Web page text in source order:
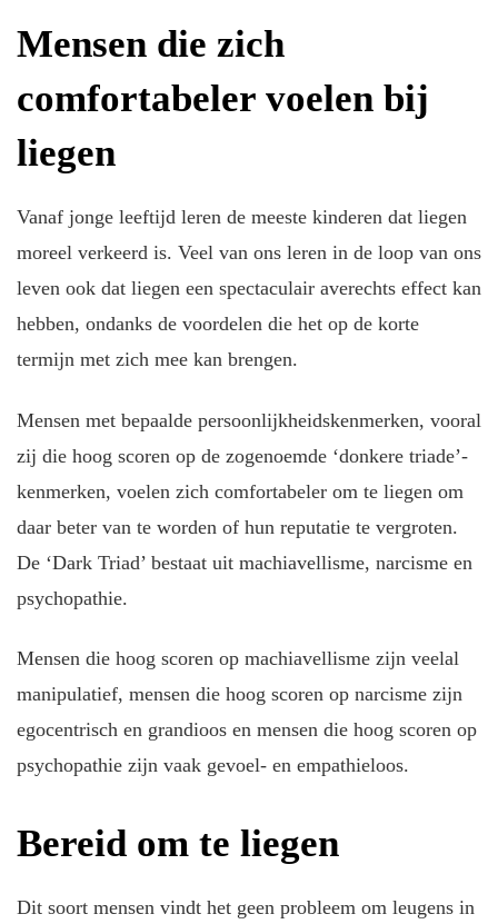
Mensen die zich
comfortabeler voelen bij
liegen
Vanaf jonge leeftijd leren de meeste kinderen dat liegen
moreel verkeerd is. Veel van ons leren in de loop van ons
leven ook dat liegen een spectaculair averechts effect kan
hebben, ondanks de voordelen die het op de korte
termijn met zich mee kan brengen.
Mensen met bepaalde persoonlijkheidskenmerken, vooral
zij die hoog scoren op de zogenoemde ‘donkere triade’-
kenmerken, voelen zich comfortabeler om te liegen om
daar beter van te worden of hun reputatie te vergroten.
De ‘Dark Triad’ bestaat uit machiavellisme, narcisme en
psychopathie.
Mensen die hoog scoren op machiavellisme zijn veelal
manipulatief, mensen die hoog scoren op narcisme zijn
egocentrisch en grandioos en mensen die hoog scoren op
psychopathie zijn vaak gevoel- en empathieloos.
Bereid om te liegen
Dit soort mensen vindt het geen probleem om leugens in